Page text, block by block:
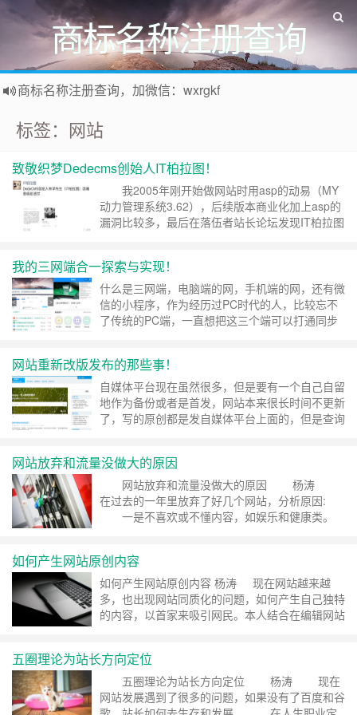
商标名称注册查询
商标名称注册查询，加微信：wxrgkf
标签：网站
致敬织梦Dedecms创始人IT柏拉图！
我2005年刚开始做网站时用asp的动易（MY
动力管理系统3.62），后续版本商业化加上asp的
漏洞比较多，最后在落伍者站长论坛发现IT柏拉图
生涯也是从织梦开始，因做网站认识了许多网友，
来到北京从事过网站培训及运营方面的工作，前几
年回家乡做加盟……继续阅读 »
我的三网端合一探索与实现！
什么是三网端，电脑端的网，手机端的网，还有微
信的小程序，作为经历过PC时代的人，比较忘不
了传统的PC端，一直想把这三个端可以打通同步
以前出现的问题，电脑端、移动端、小程序都是分
开的，更新了这个那个没有更新，所以首先解决的
问题是不管是电脑端发布还是移动……继续阅读 »
网站重新改版发布的那些事！
自媒体平台现在虽然很多，但是要有一个自己自留
地作为备份或者是首发，网站本来很长时间不更新
了，写的原创都是发自媒体平台上面的，但是查询
读 »
网站放弃和流量没做大的原因
网站放弃和流量没做大的原因 杨涛
在过去的一年里放弃了好几个网站，分析原因:
一是不喜欢或不懂内容，如娱乐和健康类。
全可以合并在一起。 网站流量一直没有做大
的原因: 一是没有坚持更新。 二是只靠了
百度。 三是没有原创内容……继续阅读 »
如何产生网站原创内容
如何产生网站原创内容 杨涛 现在网站越来越
多，也出现网站同质化的问题，如何产生自己独特
的内容，以首家来吸引网民。本人结合在编辑网站
子，当大多内容分散不集中，或有的主题不鲜明，
需要分析整理，选择一些适合的贴子，进行加工成
很好的原创内容。 2、博客……继续阅读 »
五圈理论为站长方向定位
五圈理论为站长方向定位 杨涛 现在
网站发展遇到了很多的问题，如果没有了百度和谷